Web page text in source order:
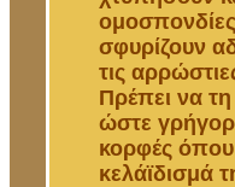
σφυρίζουν
τις
Πρέπει να
ώστε
κορφές όπου
κελάϊδισμά